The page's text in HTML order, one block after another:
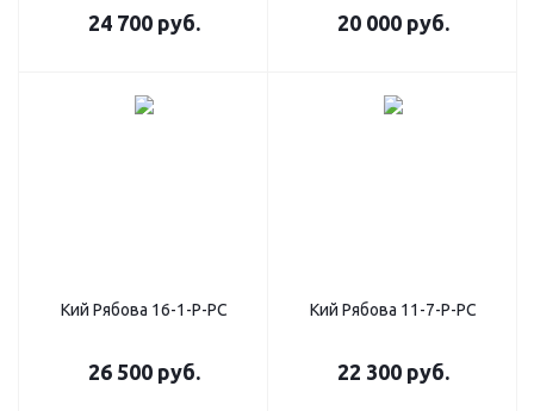
24 700руб. 20 000руб.
Кий Рябова 16-1-Р-РС
26 500руб.
Кий Рябова 11-7-Р-РС
22 300руб.